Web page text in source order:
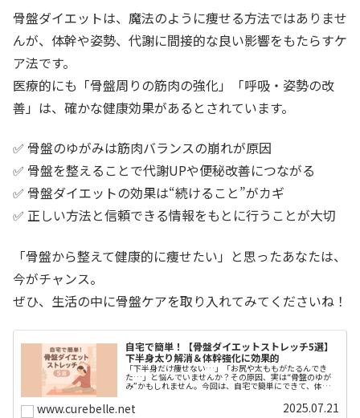
骨盤ダイエットは、魔法のように痩せる方法ではありませ
んが、体幹や姿勢、代謝に間接的な良い影響をもたらすケ
ア法です。
医療的にも「骨盤周りの筋肉の強化」「呼吸・姿勢の改
善」は、確かな健康効果があるとされています。
✅ 骨盤のゆがみは筋肉バランスの崩れが原因
✅ 骨盤を整えることで代謝UPや便秘改善につながる
✅ 骨盤ダイエットの効果は“続けること”がカギ
✅ 正しい方法と信頼できる情報をもとに行うことが大切
「骨盤から整えて健康的に痩せたい」と思ったあなたは、
今がチャンス。
ぜひ、生活の中に骨盤ケアを取り入れてみてくださいね！
自宅で簡単！【骨盤ダイエットストレッチ5選】
下半身太り解消＆体幹強化に効果的
「下半身だけ痩せない…」「お尻や太ももがたるんでき
た…」と悩んでいませんか？その原因、実は“骨盤のゆが
み”かもしれません。今回は、自宅で簡単にできて、体型改
善に効果的な「骨盤ダイエットストレッチ」を厳選して5
つご紹介します。どれも1日5〜1...
www.curebelle.net 2025.07.21